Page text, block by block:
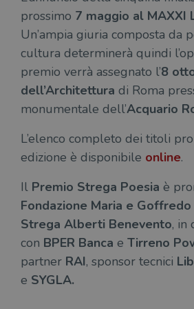
prossimo 7 maggio al MAXXI
Un’ampia giuria composta da
cultura determinerà quindi
premio verrà assegnato l’8
dell’Architettura di Roma
monumentale dell’Acquario
L’elenco completo dei titoli
edizione è disponibile online.
Il Premio Strega Poesia è
Fondazione Maria e
Strega Alberti Benevento, in
con BPER Banca e Tirreno
partner RAI, sponsor tecnici
e SYGLA.
wordpress_test_cookie
wordpress_logged_in_[hash]